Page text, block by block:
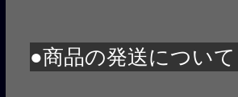
●商品の発送について